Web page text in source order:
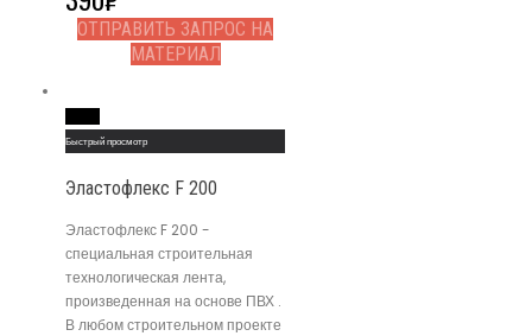
ОТПРАВИТЬ ЗАПРОС НА
МАТЕРИАЛ
Быстрый просмотр
Эластофлекс F 200
Эластофлекс F 200 -
специальная строительная
технологическая лента,
произведенная на основе ПВХ .
В любом строительном проекте